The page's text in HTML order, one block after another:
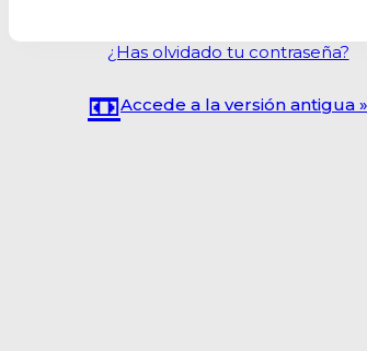
¿Has olvidado tu contraseña?
📼Accede a la versión antigua »